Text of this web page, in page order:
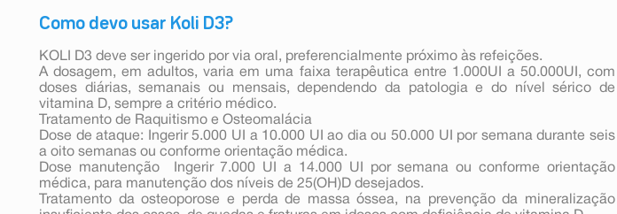
Como devo usar Koli D3?
KOLI D3 deve ser ingerido por via oral, preferencialmente próximo às refeições.
A dosagem, em adultos, varia em uma faixa terapêutica entre 1.000UI a 50.000UI, com
doses diárias, semanais ou mensais, dependendo da patologia e do nível sérico de
vitamina D, sempre a critério médico.
Tratamento de Raquitismo e Osteomalácia
Dose de ataque: Ingerir 5.000 UI a 10.000 UI ao dia ou 50.000 UI por semana durante seis
a oito semanas ou conforme orientação médica.
Dose manutenção  Ingerir 7.000 UI a 14.000 UI por semana ou conforme orientação
médica, para manutenção dos níveis de 25(OH)D desejados.
Tratamento da osteoporose e perda de massa óssea, na prevenção da mineralização